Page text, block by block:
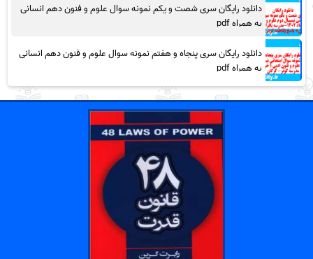
دانلود رایگان سری شصت و یکم نمونه سوال علوم و فنون دهم انسانی
به همراه pdf
دانلود رایگان سری پنجاه و هفتم نمونه سوال علوم و فنون دهم انسانی
به همراه pdf